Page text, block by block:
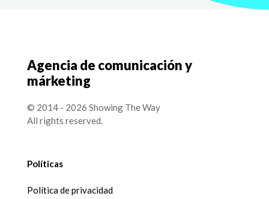
Agencia de comunicación y
márketing
© 2014 - 2026 Showing The Way
All rights reserved.
Políticas
Política de privacidad